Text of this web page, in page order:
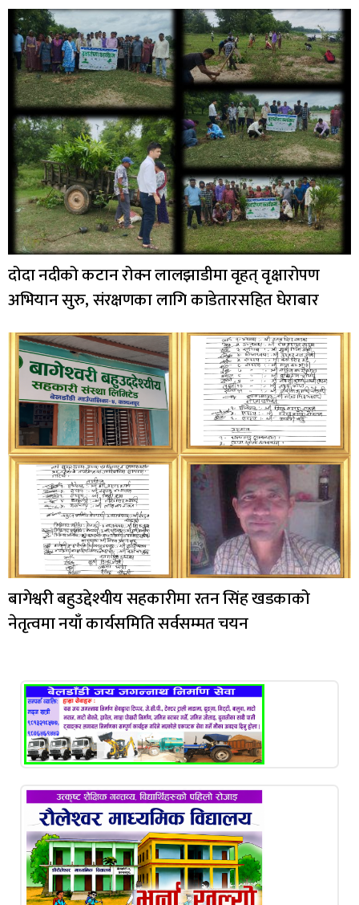
दोदा नदीको कटान रोक्न लालझाडीमा वृहत् वृक्षारोपण
अभियान सुरु, संरक्षणका लागि काडेतारसहित घेराबार
बागेश्वरी बहुउद्देश्यीय सहकारीमा रतन सिंह खडकाको
नेतृत्वमा नयाँ कार्यसमिति सर्वसम्मत चयन